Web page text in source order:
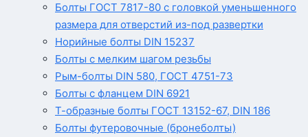
Болты ГОСТ 7817-80 с головкой уменьшенного
размера для отверстий из-под развертки
Норийные болты DIN 15237
Болты с мелким шагом резьбы
Рым-болты DIN 580, ГОСТ 4751-73
Болты с фланцем DIN 6921
Т-образные болты ГОСТ 13152-67, DIN 186
Болты футеровочные (бронеболты)